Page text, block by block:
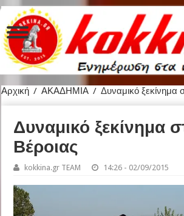
Αρχική / ΑΚΑΔΗΜΙΑ / Δυναμικό ξεκίνημα
Δυναμικό ξεκίνημα
Βέροιας
kokkina.gr TEAM 14:26 - 02/09/2015